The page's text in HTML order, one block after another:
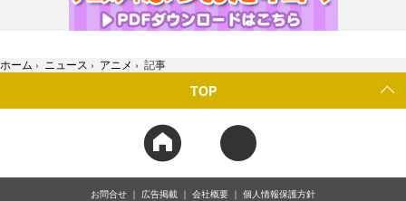
ホーム › ニュース › アニメ › 記事
TOP
お問合せ 広告掲載 会社概要 個人情報保護方針